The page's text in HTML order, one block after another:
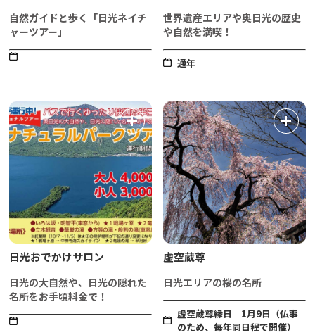
自然ガイドと歩く「日光ネイチ
ャーツアー」
世界遺産エリアや奥日光の歴史
や自然を満喫！
通年
日光おでかけサロン
日光の大自然や、日光の隠れた
名所をお手頃料金で！
虚空蔵尊
日光エリアの桜の名所
虚空蔵尊縁日 1月9日（仏事
のため、毎年同日程で開催）